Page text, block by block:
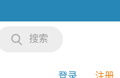
搜索
登录 注册